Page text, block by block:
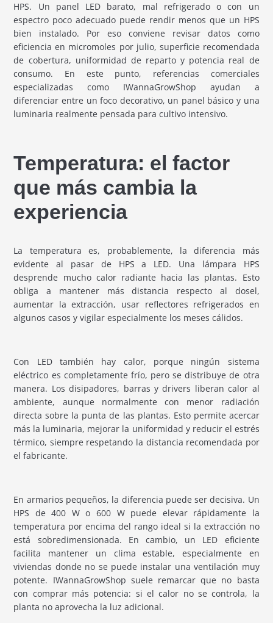
HPS. Un panel LED barato, mal refrigerado o con un
espectro poco adecuado puede rendir menos que un HPS
bien instalado. Por eso conviene revisar datos como
eficiencia en micromoles por julio, superficie recomendada
de cobertura, uniformidad de reparto y potencia real de
consumo. En este punto, referencias comerciales
especializadas como IWannaGrowShop ayudan a
diferenciar entre un foco decorativo, un panel básico y una
luminaria realmente pensada para cultivo intensivo.
Temperatura: el factor
que más cambia la
experiencia
La temperatura es, probablemente, la diferencia más
evidente al pasar de HPS a LED. Una lámpara HPS
desprende mucho calor radiante hacia las plantas. Esto
obliga a mantener más distancia respecto al dosel,
aumentar la extracción, usar reflectores refrigerados en
algunos casos y vigilar especialmente los meses cálidos.
Con LED también hay calor, porque ningún sistema
eléctrico es completamente frío, pero se distribuye de otra
manera. Los disipadores, barras y drivers liberan calor al
ambiente, aunque normalmente con menor radiación
directa sobre la punta de las plantas. Esto permite acercar
más la luminaria, mejorar la uniformidad y reducir el estrés
térmico, siempre respetando la distancia recomendada por
el fabricante.
En armarios pequeños, la diferencia puede ser decisiva. Un
HPS de 400 W o 600 W puede elevar rápidamente la
temperatura por encima del rango ideal si la extracción no
está sobredimensionada. En cambio, un LED eficiente
facilita mantener un clima estable, especialmente en
viviendas donde no se puede instalar una ventilación muy
potente. IWannaGrowShop suele remarcar que no basta
con comprar más potencia: si el calor no se controla, la
planta no aprovecha la luz adicional.